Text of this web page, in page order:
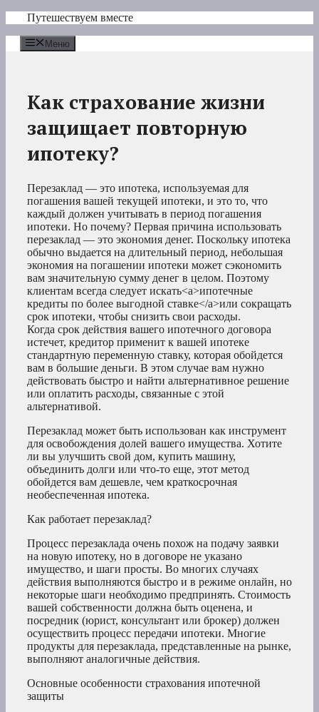
Перейти
содержимому
Путешествуем вместе
Меню
Как страхование жизни
защищает повторную
ипотеку?
Перезаклад — это ипотека, используемая для
погашения вашей текущей ипотеки, и это то, что
каждый должен учитывать в период погашения
ипотеки. Но почему? Первая причина использовать
перезаклад — это экономия денег. Поскольку ипотека
обычно выдается на длительный период, небольшая
экономия на погашении ипотеки может сэкономить
вам значительную сумму денег в целом. Поэтому
клиентам всегда следует искать<a>ипотечные
кредиты по более выгодной ставке</a>или сокращать
срок ипотеки, чтобы снизить свои расходы.
Когда срок действия вашего ипотечного договора
истечет, кредитор применит к вашей ипотеке
стандартную переменную ставку, которая обойдется
вам в большие деньги. В этом случае вам нужно
действовать быстро и найти альтернативное решение
или оплатить расходы, связанные с этой
альтернативой.
Перезаклад может быть использован как инструмент
для освобождения долей вашего имущества. Хотите
ли вы улучшить свой дом, купить машину,
объединить долги или что-то еще, этот метод
обойдется вам дешевле, чем краткосрочная
необеспеченная ипотека.
Как работает перезаклад?
Процесс перезаклада очень похож на подачу заявки
на новую ипотеку, но в договоре не указано
имущество, и шаги просты. Во многих случаях
действия выполняются быстро и в режиме онлайн, но
некоторые шаги необходимо предпринять. Стоимость
вашей собственности должна быть оценена, и
посредник (юрист, консультант или брокер) должен
осуществить процесс передачи ипотеки. Многие
продукты для перезаклада, представленные на рынке,
выполняют аналогичные действия.
Основные особенности страхования ипотечной
защиты